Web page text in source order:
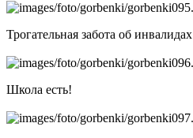
Трогательная забота об инвалидах
Школа есть!